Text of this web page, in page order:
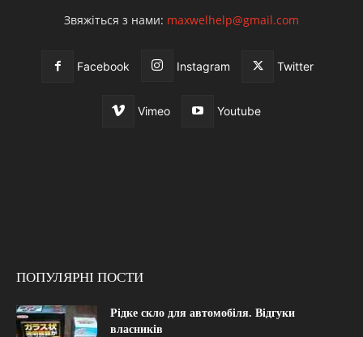
Звяжіться з нами: maxwelhelp@gmail.com
Facebook Instagram Twitter
Vimeo Youtube
ПОПУЛЯРНІ ПОСТИ
Рідке скло для автомобіля. Відгуки
власників